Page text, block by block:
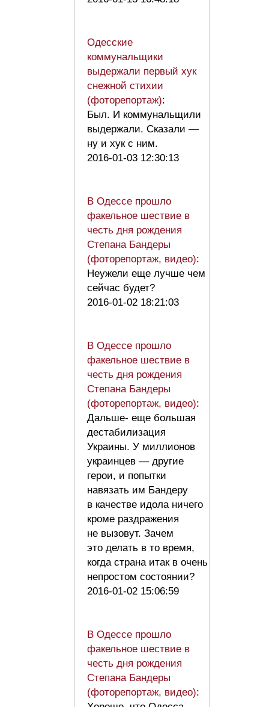
Одесские
коммунальщики
выдержали первый хук
снежной стихии
(фоторепортаж):
Был. И коммунальщили
выдержали. Сказали —
ну и хук с ним.
2016-01-03 12:30:13
В Одессе прошло
факельное шествие в
честь дня рождения
Степана Бандеры
(фоторепортаж, видео):
Неужели еще лучше чем
сейчас будет?
2016-01-02 18:21:03
В Одессе прошло
факельное шествие в
честь дня рождения
Степана Бандеры
(фоторепортаж, видео):
Дальше- еще большая
дестабилизация
Украины. У миллионов
украинцев — другие
герои, и попытки
навязать им Бандеру
в качестве идола ничего
кроме раздражения
не вызовут. Зачем
это делать в то время,
когда страна итак в очень
непростом состоянии?
2016-01-02 15:06:59
В Одессе прошло
факельное шествие в
честь дня рождения
Степана Бандеры
(фоторепортаж, видео):